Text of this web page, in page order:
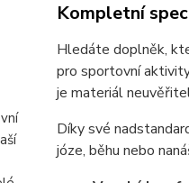
Kompletní
Hledáte doplněk,
pro sportovní
je materiál
Díky své
józe, běhu nebo